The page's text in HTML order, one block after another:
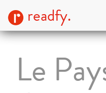
readfy.
Le